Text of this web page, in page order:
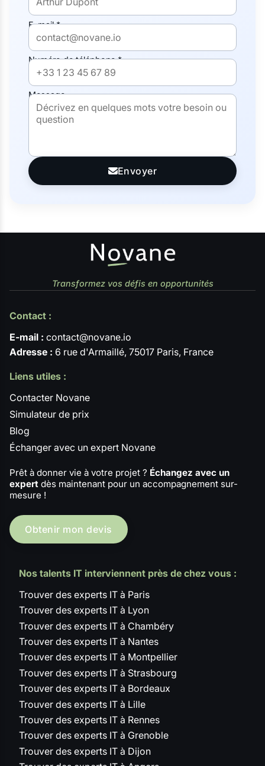
E-mail *
Numéro de téléphone *
Message
Envoyer
Transformez vos défis en opportunités
Contact :
E-mail : contact@novane.io
Adresse : 6 rue d'Armaillé, 75017 Paris, France
Liens utiles :
Contacter Novane
Simulateur de prix
Blog
Échanger avec un expert Novane
Prêt à donner vie à votre projet ? Échangez avec un
expert dès maintenant pour un accompagnement sur-
mesure !
Obtenir mon devis
Nos talents IT interviennent près de chez vous :
Trouver des experts IT à Paris
Trouver des experts IT à Lyon
Trouver des experts IT à Chambéry
Trouver des experts IT à Nantes
Trouver des experts IT à Montpellier
Trouver des experts IT à Strasbourg
Trouver des experts IT à Bordeaux
Trouver des experts IT à Lille
Trouver des experts IT à Rennes
Trouver des experts IT à Grenoble
Trouver des experts IT à Dijon